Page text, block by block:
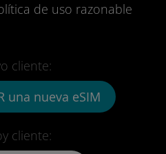
de uso razonable
cliente:
cliente:
una nueva eSIM